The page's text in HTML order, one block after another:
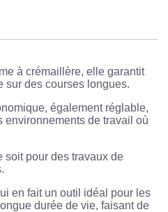
à crémaillère, elle garantit
sur des courses longues.
également réglable,
environnements de travail où
soit pour des travaux de
en fait un outil idéal pour les
durée de vie, faisant de